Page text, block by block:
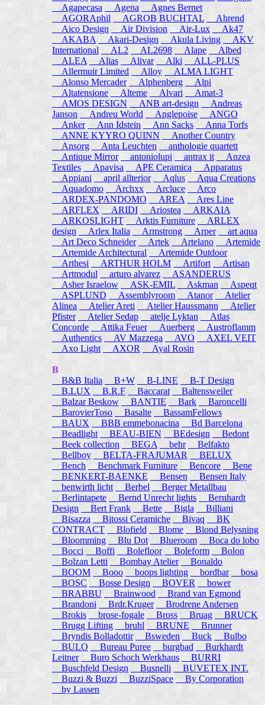
Agapecasa
Agena
Agnes Bernet
AGORAphil
AGROB BUCHTAL
Ahrend
Aico Design
Air Division Air-Lux
Ak47
AKABA
Akari-Design Akula Living
AKV
International
AL2 AL2698 Alape
Albed
ALEA
Alias Alivar Alki
ALL-PLUS
Allermuir Limited
Alloy
ALMA LIGHT
Alonso Mercader
Alphenberg
Alpi
Altatensione
Alteme Alvari
Amat-3
AMOS DESIGN
ANB art-design
Andreas
Janson
Andreu World Anglepoise
ANGO
Anker
Ann Idstein Ann Sacks
Anna Torfs
ANNE KYYRO QUINN
Another Country
Ansorg
Anta Leuchten
anthologie quartett
Antique Mirror
antoniolupi antrax it
Anzea
Textiles
Apavisa APE Ceramica
Apparatus
Appiani
april allterior Aqlus Aqua Creations
Aquadomo
Archxx Arcluce
Arco
ARDEX-PANDOMO
AREA
Ares Line
ARFLEX
ARIDI Ariostea
ARKAIA
ARKOSLIGHT
Arktis Furniture
ARLEX
design
Arlex Italia Armstrong Arper
art aqua
Art Deco Schneider
Artek Artelano
Artemide
Artemide Architectural
Artemide Outdoor
Arthesi
ARTHUR HOLM Artifort
Artisan
Artmodul
arturo alvarez
ASANDERUS
Asher Israelow
ASK-EMIL Askman
Aspeqt
ASPLUND
Assemblyroom Atanor
Atelier
Alinea
Atelier Areti Atelier Haussmann
Atelier
Pfister
Atelier Sedap atelje Lyktan
Atlas
Concorde
Attika Feuer Auerberg
Austroflamm
Authentics
AV Mazzega AVO
AXEL VEIT
Axo Light
AXOR Ayal Rosin
B
B&B Italia
B+W B-LINE
B-T Design
B.LUX
B.R.F Baccarat
Baltensweiler
Balzar Beskow
BANTIE Bark
Baroncelli
BarovierToso
Basalte
BassamFellows
BAUX
BBB emmebonacina
Bd Barcelona
Beadlight
BEAU-BIEN BEdesign
Bedont
Beek collection
BEGA behr
Belfakto
Bellboy
BELTA-FRAJUMAR
BELUX
Bench
Benchmark Furniture Bencore
Bene
BENKERT-BAENKE
Bensen
Bensen Italy
benwirth licht
Berbel
Berger Metallbau
Berlintapete
Bernd Unrecht lights
Bernhardt
Design
Bert Frank Bette Bigla
Billiani
Bisazza
Bitossi Ceramiche Bivaq
BK
CONTRACT
Blofield Blome Blond Belysning
Bloomming
Blu Dot Blueroom
Boca do lobo
Bocci
Boffi Bolefloor Boleform
Bolon
Bolzan Letti
Bombay Atelier
Bonaldo
BOOM
Booo boops lighting bordbar
bosa
BOSC
Bosse Design BOVER
bower
BRABBU
Brainwood
Brand van Egmond
Brandoni
Brdr.Kruger
Brodrene Andersen
Brokis
brose-fogale Bross Bruag
BRUCK
Brugg Lifting
bruhl BRUNE
Brunner
Bryndis Bolladottir
Bsweden Buck
Bulbo
BULO
Bureau Puree burgbad
Burkhardt
Leitner
Buro Schoch Werkhaus
BURRI
Buschfeld Design
Busnelli
BUVETEX INT.
Buzzi & Buzzi
BuzziSpace By Corporation
by Lassen